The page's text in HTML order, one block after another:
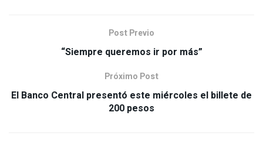
Post Previo
“Siempre queremos ir por más”
Próximo Post
El Banco Central presentó este miércoles el billete de
200 pesos